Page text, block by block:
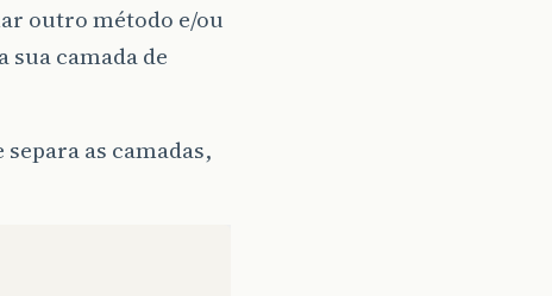
outro método e/ou
camada de
as camadas,